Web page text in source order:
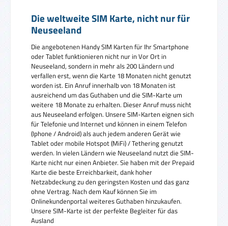
Die weltweite SIM Karte, nicht nur für
Neuseeland
Die angebotenen Handy SIM Karten für Ihr Smartphone
oder Tablet funktionieren nicht nur in Vor Ort in
Neuseeland, sondern in mehr als 200 Ländern und
verfallen erst, wenn die Karte 18 Monaten nicht genutzt
worden ist. Ein Anruf innerhalb von 18 Monaten ist
ausreichend um das Guthaben und die SIM-Karte um
weitere 18 Monate zu erhalten. Dieser Anruf muss nicht
aus Neuseeland erfolgen. Unsere SIM-Karten eignen sich
für Telefonie und Internet und können in einem Telefon
(Iphone / Android) als auch jedem anderen Gerät wie
Tablet oder mobile Hotspot (MiFi) / Tethering genutzt
werden. In vielen Ländern wie Neuseeland nutzt die SIM-
Karte nicht nur einen Anbieter. Sie haben mit der Prepaid
Karte die beste Erreichbarkeit, dank hoher
Netzabdeckung zu den geringsten Kosten und das ganz
ohne Vertrag. Nach dem Kauf können Sie im
Onlinekundenportal weiteres Guthaben hinzukaufen.
Unsere SIM-Karte ist der perfekte Begleiter für das
Ausland